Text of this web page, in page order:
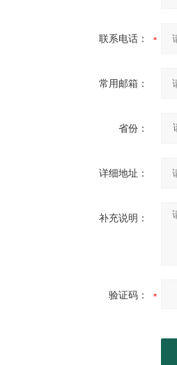
联系电话：
常用邮箱：
省份：
详细地址：
补充说明：
验证码：